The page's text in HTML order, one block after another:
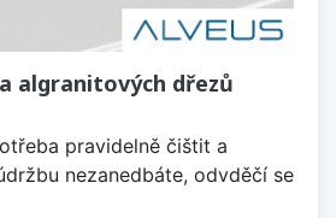
algranitových dřezů
pravidelně čištit a
nezanedbáte, odvděčí se